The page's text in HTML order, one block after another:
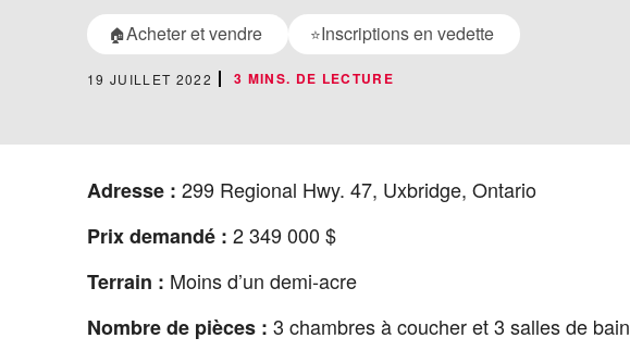
🏠Acheter et vendre ⭐Inscriptions en vedette
19 JUILLET 2022 3 MINS. DE LECTURE
Adresse : 299 Regional Hwy. 47, Uxbridge, Ontario
Prix demandé : 2 349 000 $
Terrain : Moins d’un demi‑acre
Nombre de pièces : 3 chambres à coucher et 3 salles de bain